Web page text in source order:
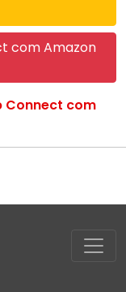
com Amazon
Connect com